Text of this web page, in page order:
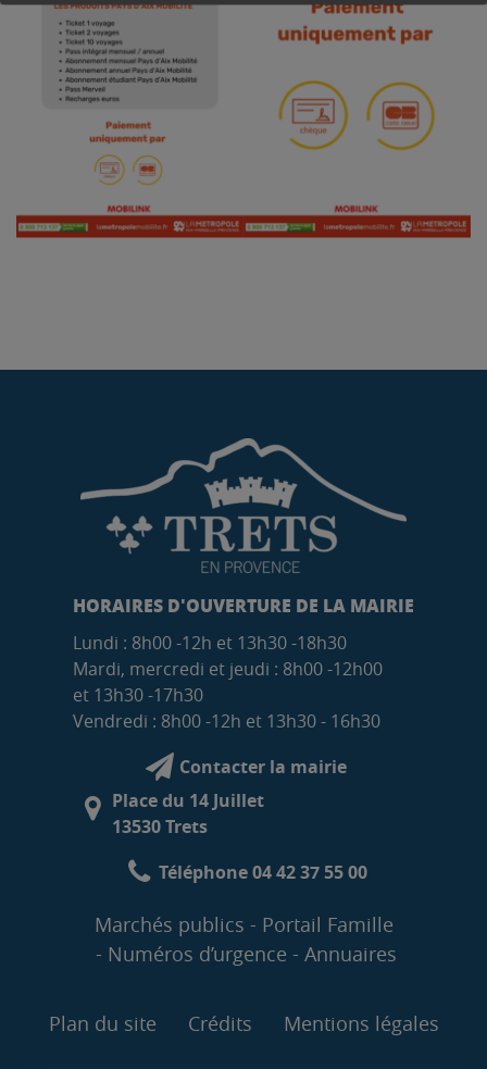
HORAIRES D'OUVERTURE DE LA MAIRIE
Lundi : 8h00 -12h et 13h30 -18h30
Mardi, mercredi et jeudi : 8h00 -12h00
et 13h30 -17h30
Vendredi : 8h00 -12h et 13h30 - 16h30
Contacter la mairie
Place du 14 Juillet
13530 Trets
Téléphone 04 42 37 55 00
Marchés publics
Portail Famille
Numéros d’urgence
Annuaires
Plan du site Crédits Mentions légales